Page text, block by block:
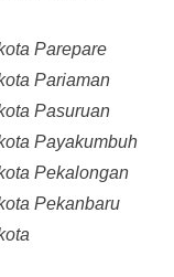
Parepare
Pariaman
Pasuruan
Payakumbuh
Pekalongan
Pekanbaru